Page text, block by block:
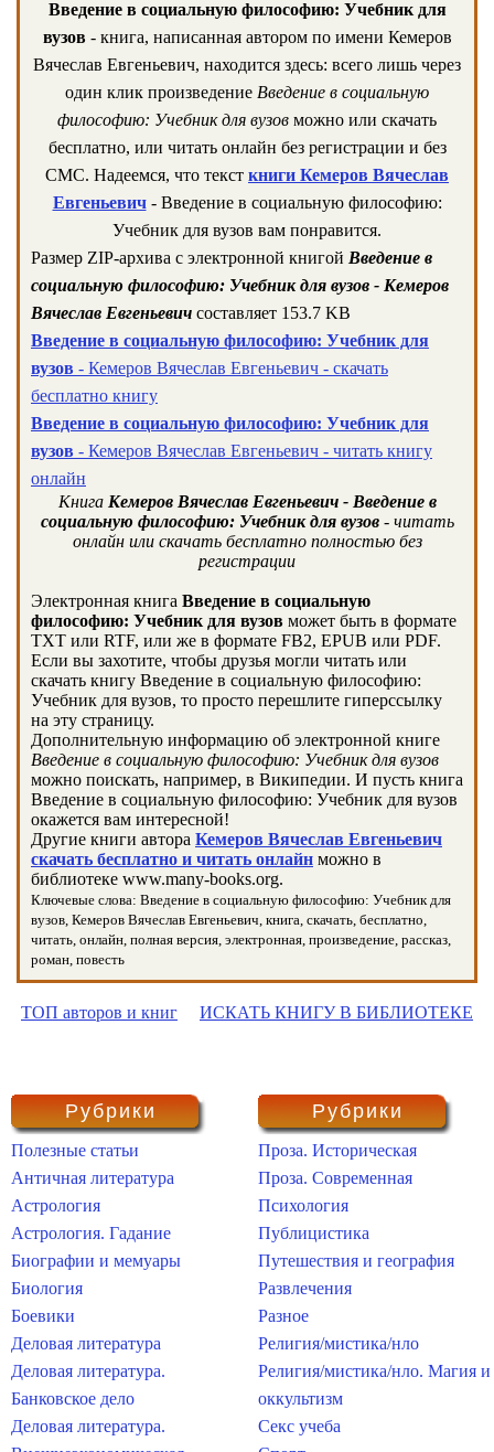
Введение в социальную философию: Учебник для
вузов - книга, написанная автором по имени Кемеров
Вячеслав Евгеньевич, находится здесь: всего лишь через
один клик произведение Введение в социальную
философию: Учебник для вузов можно или скачать
бесплатно, или читать онлайн без регистрации и без
СМС. Надеемся, что текст книги Кемеров Вячеслав
Евгеньевич- Введение в социальную философию:
Учебник для вузов вам понравится.
Размер ZIP-архива c электронной книгой Введение в
социальную философию: Учебник для вузов - Кемеров
Вячеслав Евгеньевич составляет 153.7 KB
Введение в социальную философию: Учебник для
вузов - Кемеров Вячеслав Евгеньевич - скачать
бесплатно книгу
Введение в социальную философию: Учебник для
вузов - Кемеров Вячеслав Евгеньевич - читать книгу
онлайн
Книга Кемеров Вячеслав Евгеньевич - Введение в
социальную философию: Учебник для вузов- читать
онлайн или скачать бесплатно полностью без
регистрации
Электронная книга Введение в социальную
философию: Учебник для вузов может быть в формате
TXT или RTF, или же в формате FB2, EPUB или PDF.
Если вы захотите, чтобы друзья могли читать или
скачать книгу Введение в социальную философию:
Учебник для вузов, то просто перешлите гиперссылку
на эту страницу.
Дополнительную информацию об электронной книге
Введение в социальную философию: Учебник для вузов
можно поискать, например, в Википедии. И пусть книга
Введение в социальную философию: Учебник для вузов
окажется вам интересной!
Другие книги автора Кемеров Вячеслав Евгеньевич
скачать бесплатно и читать онлайн можно в
библиотеке www.many-books.org.
Ключевые слова: Введение в социальную философию: Учебник для
вузов, Кемеров Вячеслав Евгеньевич, книга, скачать, бесплатно,
читать, онлайн, полная версия, электронная, произведение, рассказ,
роман, повесть
ТОП авторов и книг ИСКАТЬ КНИГУ В БИБЛИОТЕКЕ
Рубрики
Полезные статьи
Античная литература
Астрология
Астрология. Гадание
Биографии и мемуары
Биология
Боевики
Деловая литература
Деловая литература.
Банковское дело
Деловая литература.
Рубрики
Проза. Историческая
Проза. Современная
Психология
Публицистика
Путешествия и география
Развлечения
Разное
Религия/мистика/нло
Религия/мистика/нло. Магия и
оккультизм
Секс учеба